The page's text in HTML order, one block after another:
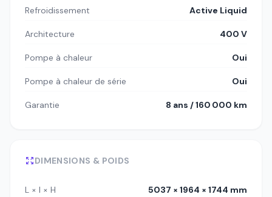
Refroidissement Active Liquid
Architecture 400 V
Pompe à chaleur Oui
Pompe à chaleur de série Oui
Garantie 8 ans / 160 000 km
DIMENSIONS & POIDS
L × l × H 5037 × 1964 × 1744 mm